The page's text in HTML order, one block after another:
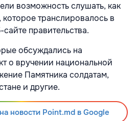
возможность слушать, как
транслировалось в
правительства.
обсуждались на
о вручении национальной
Памятника солдатам,
и другие.
новости Point.md в Google